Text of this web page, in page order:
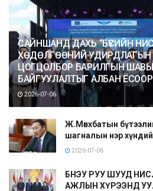
САЙНШАНД ДАХЬ “БҮСИЙН
ХӨДӨЛГӨӨНИЙ УДИРДЛАГЫН
ЦОГЦОЛБОР БАРИЛГЫН
БАЙГУУЛАЛТЫГ АЛБАН ЁСООР
2026-07-06
Ж.Мөнхбатын
шагналын нэр
2026-07-06
БНЭУ РУУ ШУУД
АЖЛЫН ХҮРЭЭНД